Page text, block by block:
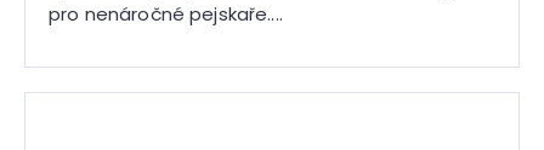
pro nenáročné pejskaře....